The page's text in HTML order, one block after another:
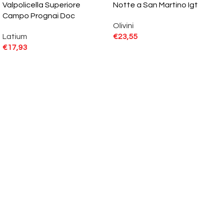
Valpolicella Superiore
Campo Prognai Doc
Latium
€17,93
Notte a San Martino Igt
Olivini
€23,55